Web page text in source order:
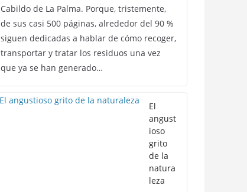
Cabildo de La Palma. Porque, tristemente,
de sus casi 500 páginas, alrededor del 90 %
siguen dedicadas a hablar de cómo recoger,
transportar y tratar los residuos una vez
que ya se han generado…
El
angust
ioso
grito
de la
natura
leza